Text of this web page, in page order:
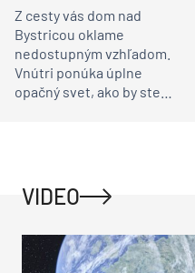
Z cesty vás dom nad
Bystricou oklame
nedostupným vzhľadom.
Vnútri ponúka úplne
opačný svet, ako by ste
VIDEO